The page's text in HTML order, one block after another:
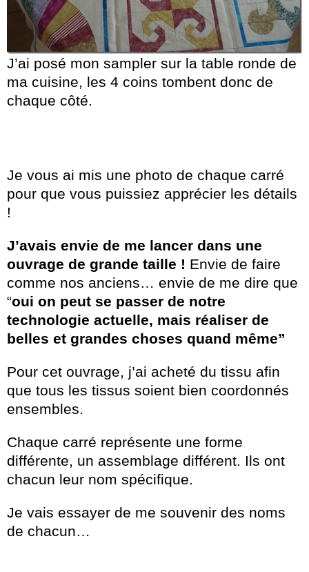
J’ai posé mon sampler sur la table ronde de
ma cuisine, les 4 coins tombent donc de
chaque côté.
Je vous ai mis une photo de chaque carré
pour que vous puissiez apprécier les détails
!
J’avais envie de me lancer dans une
ouvrage de grande taille ! Envie de faire
comme nos anciens… envie de me dire que
“oui on peut se passer de notre
technologie actuelle, mais réaliser de
belles et grandes choses quand même”
Pour cet ouvrage, j’ai acheté du tissu afin
que tous les tissus soient bien coordonnés
ensembles.
Chaque carré représente une forme
différente, un assemblage différent. Ils ont
chacun leur nom spécifique.
Je vais essayer de me souvenir des noms
de chacun…